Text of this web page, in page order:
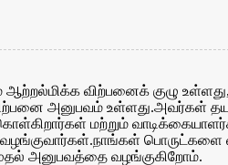
விற்பனைக் குழு
அனுபவம் உள்ளது.அவர்கள்
மற்றும்
பொருட்களை
அனுபவத்தை வழங்குகிறோம்.